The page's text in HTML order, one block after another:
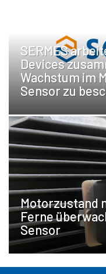
SERMES
Devices
Wachstum im
Sensor zu
Motorzustand
Ferne
Sensor